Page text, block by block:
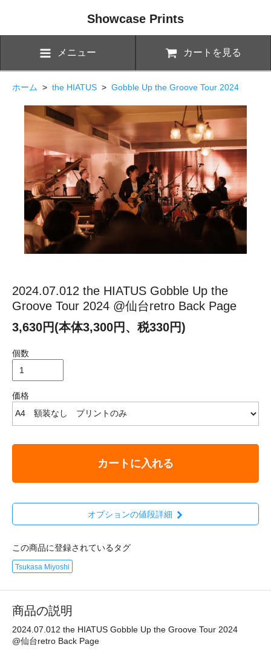
Showcase Prints
メニュー カートを見る
ホーム > the HIATUS > Gobble Up the Groove Tour 2024
2024.07.012 the HIATUS Gobble Up the
Groove Tour 2024 @仙台retro Back Page
3,630円(本体3,300円、税330円)
個数
価格
カートに入れる
オプションの値段詳細
この商品に登録されているタグ
Tsukasa Miyoshi
商品の説明
2024.07.012 the HIATUS Gobble Up the Groove Tour 2024
@仙台retro Back Page